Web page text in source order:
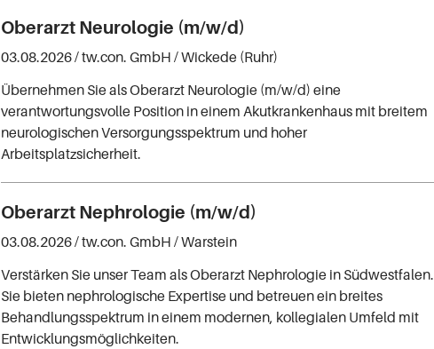
Oberarzt Neurologie (m/w/d)
03.08.2026 /tw.con. GmbH / Wickede (Ruhr)
Übernehmen Sie als Oberarzt Neurologie (m/w/d) eine
verantwortungsvolle Position in einem Akutkrankenhaus mit breitem
neurologischen Versorgungsspektrum und hoher
Arbeitsplatzsicherheit.
Oberarzt Nephrologie (m/w/d)
03.08.2026 /tw.con. GmbH / Warstein
Verstärken Sie unser Team als Oberarzt Nephrologie in Südwestfalen.
Sie bieten nephrologische Expertise und betreuen ein breites
Behandlungsspektrum in einem modernen, kollegialen Umfeld mit
Entwicklungsmöglichkeiten.